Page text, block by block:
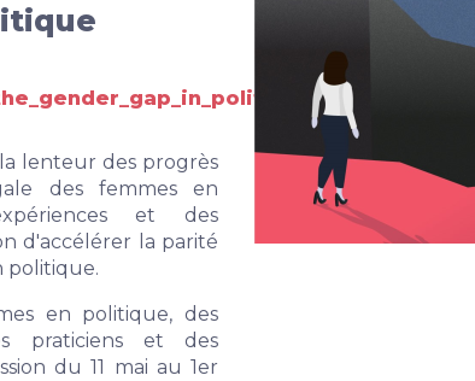
lenteur des progrès
des femmes en
et des
d'accélérer la parité
politique.
en politique, des
praticiens et des
du 11 mai au 1er